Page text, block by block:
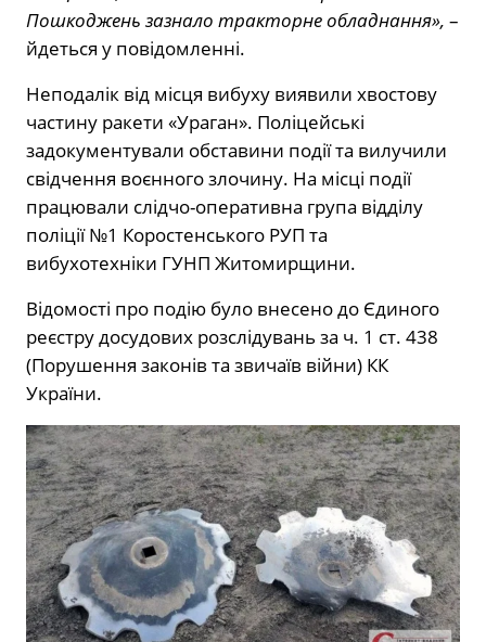
Пошкоджень зазнало тракторне обладнання», –
йдеться у повідомленні.
Неподалік від місця вибуху виявили хвостову
частину ракети «Ураган». Поліцейські
задокументували обставини події та вилучили
свідчення воєнного злочину. На місці події
працювали слідчо-оперативна група відділу
поліції №1 Коростенського РУП та
вибухотехніки ГУНП Житомирщини.
Відомості про подію було внесено до Єдиного
реєстру досудових розслідувань за ч. 1 ст. 438
(Порушення законів та звичаїв війни) КК
України.